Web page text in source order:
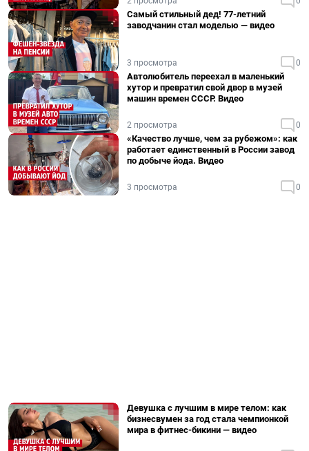
Самый стильный дед! 77-летний
заводчанин стал моделью — видео
3 просмотра 0
Автолюбитель переехал в маленький
хутор и превратил свой двор в музей
машин времен СССР. Видео
2 просмотра 0
«Качество лучше, чем за рубежом»: как
работает единственный в России завод
по добыче йода. Видео
3 просмотра 0
Девушка с лучшим в мире телом: как
бизнесвумен за год стала чемпионкой
мира в фитнес-бикини — видео